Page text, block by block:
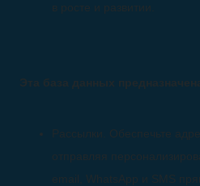
в росте и развитии.
Эта база данных
Рассылки. Обеспечьте
отправляя
email, WhatsApp и SMS